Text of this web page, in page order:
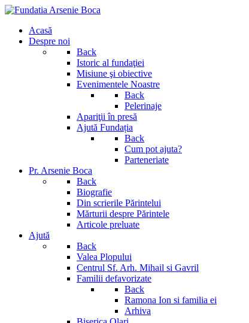
Acasă
Despre noi
Back
Istoric al fundaţiei
Misiune şi obiective
Evenimentele Noastre
Back
Pelerinaje
Apariţii în presă
Ajută Fundația
Back
Cum pot ajuta?
Parteneriate
Pr. Arsenie Boca
Back
Biografie
Din scrierile Părintelui
Mărturii despre Părintele
Articole preluate
Ajută
Back
Valea Plopului
Centrul Sf. Arh. Mihail si Gavril
Familii defavorizate
Back
Ramona Ion si familia ei
Arhiva